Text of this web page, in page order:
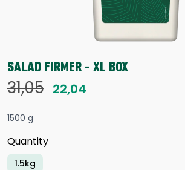
SALAD FIRMER - XL BOX
31,05 22,04
1500 g
Quantity
1.5kg